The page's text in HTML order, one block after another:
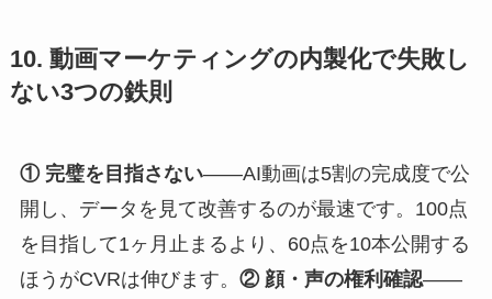
10. 動画マーケティングの内製化で失敗し
ない3つの鉄則
① 完璧を目指さない——AI動画は5割の完成度で公
開し、データを見て改善するのが最速です。100点
を目指して1ヶ月止まるより、60点を10本公開する
ほうがCVRは伸びます。 ② 顔・声の権利確認——